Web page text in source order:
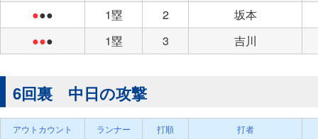
●●● 1塁 2
坂本
●●● 1塁 3 吉川
6回裏 中日の攻撃
アウトカウント ランナー 打順 打者